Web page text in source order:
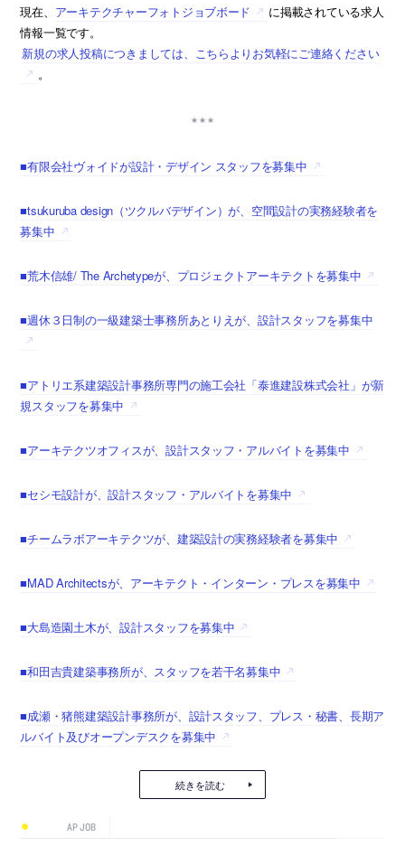
現在、 アーキテクチャーフォトジョブボード
に掲載されている求人
情報一覧です。
新規の求人投稿につきましては、こちらよりお気軽にご連絡ください
。
■有限会社ヴォイドが設計・デザイン スタッフを募集中
■tsukuruba design（ツクルバデザイン）が、空間設計の実務経験者を
募集中
■荒木信雄/ The Archetypeが、プロジェクトアーキテクトを募集中
■週休３日制の一級建築士事務所あとりえが、設計スタッフを募集中
■アトリエ系建築設計事務所専門の施工会社「泰進建設株式会社」が新
規スタッフを募集中
■アーキテクツオフィスが、設計スタッフ・アルバイトを募集中
■セシモ設計が、設計スタッフ・アルバイトを募集中
■チームラボアーキテクツが、建築設計の実務経験者を募集中
■MAD Architectsが、アーキテクト・インターン・プレスを募集中
■大島造園土木が、設計スタッフを募集中
■和田吉貴建築事務所が、スタッフを若干名募集中
■成瀬・猪熊建築設計事務所が、設計スタッフ、プレス・秘書、長期ア
ルバイト及びオープンデスクを募集中
続きを読む
AP JOB